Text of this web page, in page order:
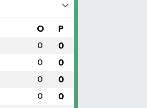
O P
0 0
0 0
0 0
0 0